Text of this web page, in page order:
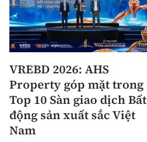
VREBD 2026: AHS
Property góp mặt trong
Top 10 Sàn giao dịch Bất
động sản xuất sắc Việt
Nam